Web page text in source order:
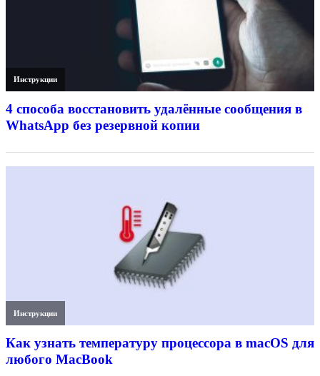
Инструкции
4 способа восстановить удалённые сообщения в
WhatsApp без резервной копии
Инструкции
Как узнать температуру процессора в macOS для
любого MacBook